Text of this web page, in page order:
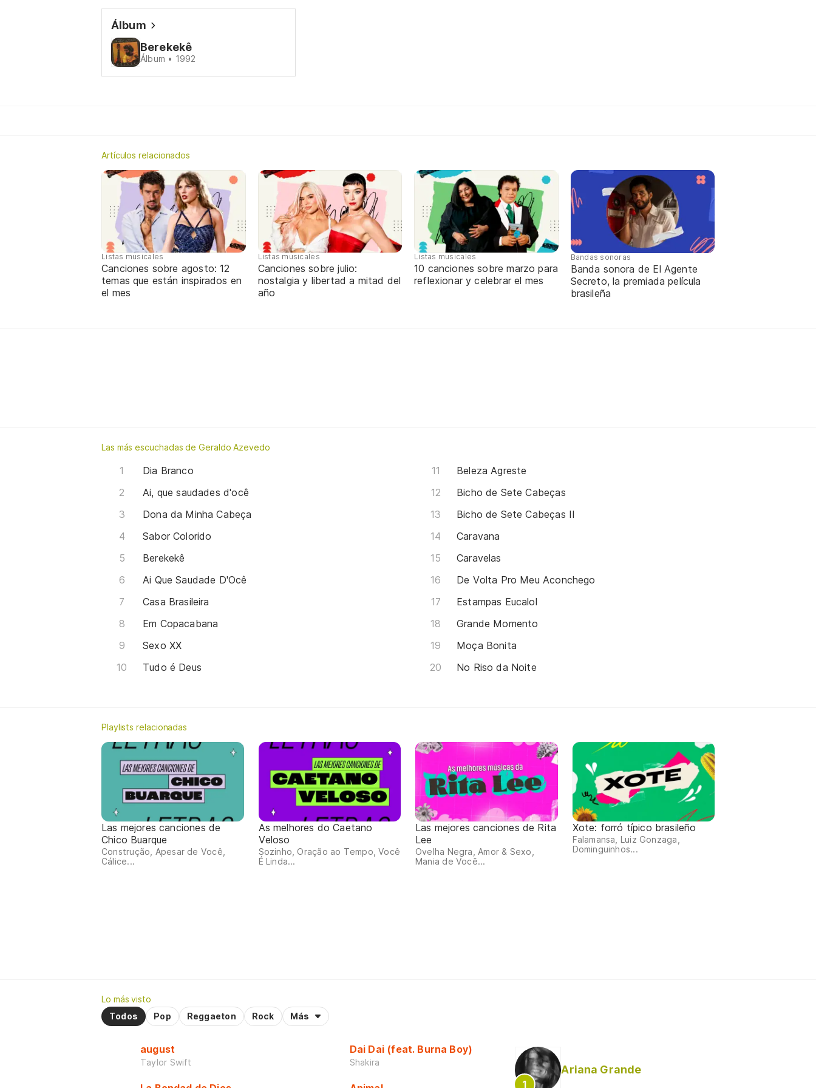
Álbum
Berekekê
Álbum • 1992
Artículos relacionados
Listas musicales
Canciones sobre agosto: 12
temas que están inspirados en
el mes
Listas musicales
Canciones sobre julio:
nostalgia y libertad a mitad del
año
Listas musicales
10 canciones sobre marzo para
reflexionar y celebrar el mes
Bandas sonoras
Banda sonora de El Agente
Secreto, la premiada película
brasileña
Las más escuchadas de Geraldo Azevedo
Dia Branco
Ai, que saudades d'ocê
Dona da Minha Cabeça
Sabor Colorido
Berekekê
Ai Que Saudade D'Ocê
Casa Brasileira
Em Copacabana
Sexo XX
Tudo é Deus
Beleza Agreste
Bicho de Sete Cabeças
Bicho de Sete Cabeças II
Caravana
Caravelas
De Volta Pro Meu Aconchego
Estampas Eucalol
Grande Momento
Moça Bonita
No Riso da Noite
Playlists relacionadas
Las mejores canciones de
Chico Buarque
Construção, Apesar de Você,
Cálice...
As melhores do Caetano
Veloso
Sozinho, Oração ao Tempo, Você
É Linda...
Las mejores canciones de Rita
Lee
Ovelha Negra, Amor & Sexo,
Mania de Você...
Xote: forró típico brasileño
Falamansa, Luiz Gonzaga,
Dominguinhos...
Lo más visto
Todos
Pop Reggaeton Rock Más
august
Taylor Swift
Dai Dai (feat. Burna Boy)
Shakira
Ariana Grande